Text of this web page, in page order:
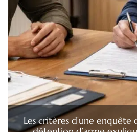
Les critères d’une